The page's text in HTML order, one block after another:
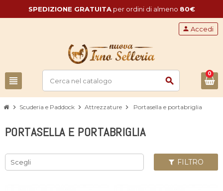
SPEDIZIONE GRATUITAper ordini di almeno 80€
view_headline search
person Accedi
0
chevron_right Scuderia e Paddock chevron_right Attrezzature chevron_right Portasella e portabriglia
PORTASELLA E PORTABRIGLIA
Scegli FILTRO